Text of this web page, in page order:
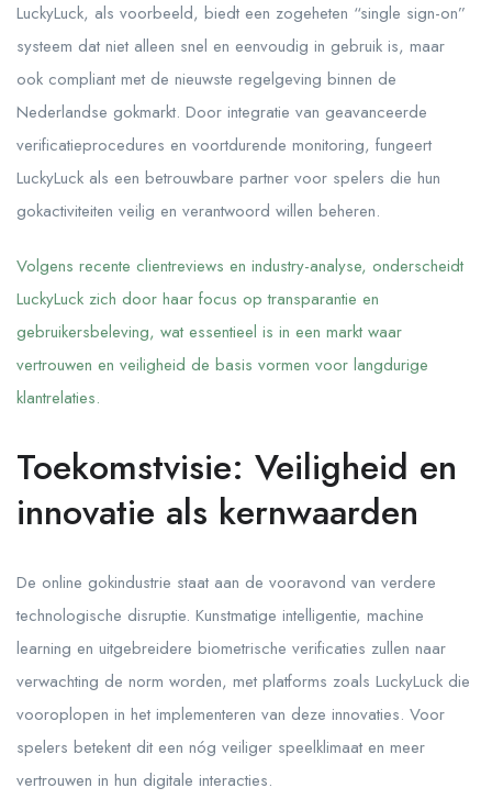
LuckyLuck, als voorbeeld, biedt een zogeheten “single sign-on”
systeem dat niet alleen snel en eenvoudig in gebruik is, maar
ook compliant met de nieuwste regelgeving binnen de
Nederlandse gokmarkt. Door integratie van geavanceerde
verificatieprocedures en voortdurende monitoring, fungeert
LuckyLuck als een betrouwbare partner voor spelers die hun
gokactiviteiten veilig en verantwoord willen beheren.
Volgens recente clientreviews en industry-analyse, onderscheidt
LuckyLuck zich door haar focus op transparantie en
gebruikersbeleving, wat essentieel is in een markt waar
vertrouwen en veiligheid de basis vormen voor langdurige
klantrelaties.
Toekomstvisie: Veiligheid en
innovatie als kernwaarden
De online gokindustrie staat aan de vooravond van verdere
technologische disruptie. Kunstmatige intelligentie, machine
learning en uitgebreidere biometrische verificaties zullen naar
verwachting de norm worden, met platforms zoals LuckyLuck die
vooroplopen in het implementeren van deze innovaties. Voor
spelers betekent dit een nóg veiliger speelklimaat en meer
vertrouwen in hun digitale interacties.